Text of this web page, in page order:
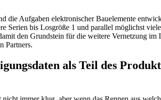
die Aufgaben elektronischer Bauelemente
Serien bis Losgröße 1 und parallel möglichst
den Grundstein für die weitere Vernetzung
Partners.
als Teil des